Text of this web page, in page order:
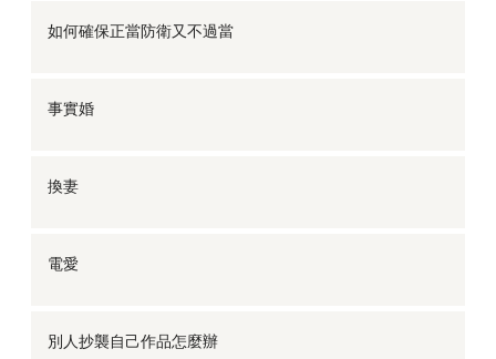
如何確保正當防衛又不過當
事實婚
換妻
電愛
別人抄襲自己作品怎麼辦